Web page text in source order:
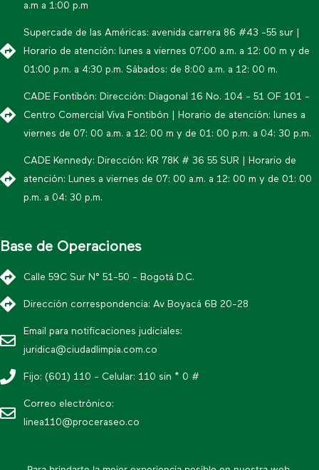
a.m a 1:00 p.m
Supercade de las Américas: avenida carrera 86 #43 -55 sur |
Horario de atención: lunes a viernes 07:00 a.m. a 12: 00 m y de
01:00 p.m. a 4:30 p.m. Sábados: de 8:00 a.m. a 12: 00 m.
CADE Fontibón: Dirección: Diagonal 16 No. 104 - 51 OF 101 -
Centro Comercial Viva Fontibón | Horario de atención: lunes a
viernes de 07: 00 a.m. a 12: 00 m y de 01: 00 p.m. a 04: 30 p.m.
CADE Kennedy: Dirección: KR 78K # 36 55 SUR | Horario de
atención: Lunes a viernes de 07: 00 a.m. a 12: 00 m y de 01: 00
p.m. a 04: 30 p.m.
Base de Operaciones
Calle 59C Sur N° 51-50 - Bogotá D.C.
Dirección correspondencia: Av Boyacá 6B 20-28
Email para notificaciones judiciales:
juridica@ciudadlimpia.com.co
Fijo: (601) 110 - Celular: 110 sin * 0 #
Correo electrónico:
linea110@proceraseo.co